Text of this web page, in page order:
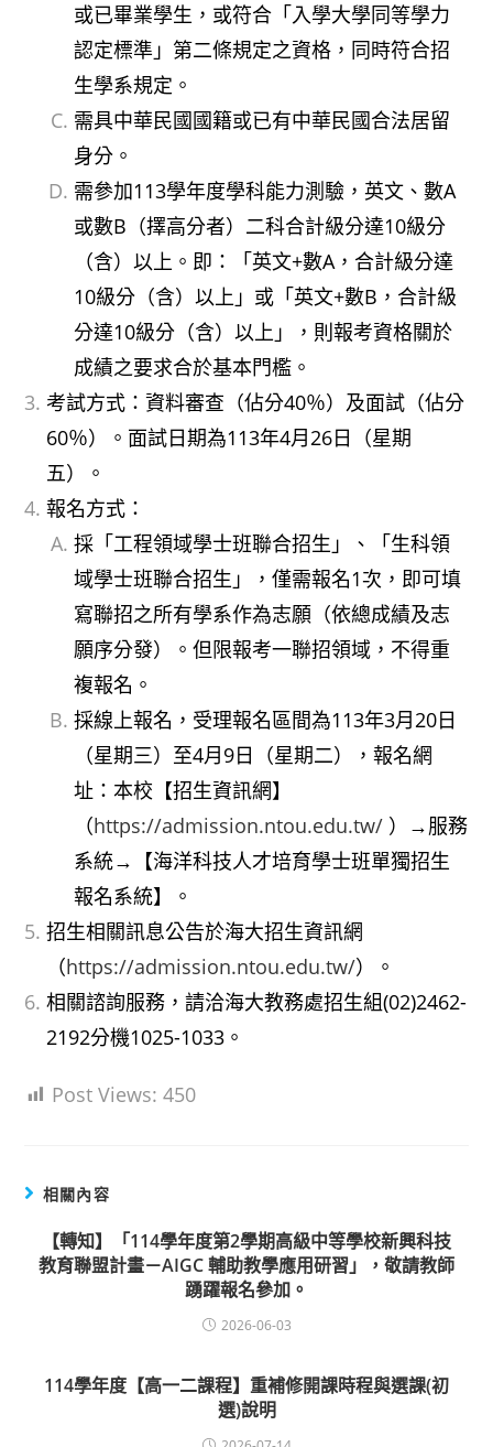
或已畢業學生，或符合「入學大學同等學力
認定標準」第二條規定之資格，同時符合招
生學系規定。
需具中華民國國籍或已有中華民國合法居留
身分。
需參加113學年度學科能力測驗，英文、數A
或數B（擇高分者）二科合計級分達10級分
（含）以上。即：「英文+數A，合計級分達
10級分（含）以上」或「英文+數B，合計級
分達10級分（含）以上」，則報考資格關於
成績之要求合於基本門檻。
考試方式：資料審查（佔分40％）及面試（佔分
60％）。面試日期為113年4月26日（星期
五）。
報名方式：
採「工程領域學士班聯合招生」、「生科領
域學士班聯合招生」，僅需報名1次，即可填
寫聯招之所有學系作為志願（依總成績及志
願序分發）。但限報考一聯招領域，不得重
複報名。
採線上報名，受理報名區間為113年3月20日
（星期三）至4月9日（星期二），報名網
址：本校【招生資訊網】
（https://admission.ntou.edu.tw/ ）→服務
系統→【海洋科技人才培育學士班單獨招生
報名系統】。
招生相關訊息公告於海大招生資訊網
（https://admission.ntou.edu.tw/）。
相關諮詢服務，請洽海大教務處招生組(02)2462-
2192分機1025-1033。
Post Views: 450
相關內容
【轉知】「114學年度第2學期高級中等學校新興科技
教育聯盟計畫－AIGC 輔助教學應用研習」，敬請教師
踴躍報名參加。
2026-06-03
114學年度【高一二課程】重補修開課時程與選課(初
選)說明